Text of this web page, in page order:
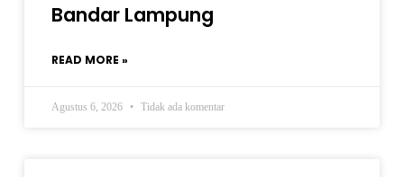
Bandar Lampung
READ MORE »
Agustus 6, 2026 Tidak ada komentar